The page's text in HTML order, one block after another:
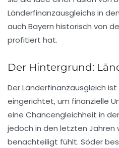
Länderfinanzausgleichs in
auch Bayern historisch von
profitiert hat.
Der Hintergrund:
DerLänderfinanzausgleich ist
eingerichtet, um finanzielle
eine Chancengleichheit in
jedoch in den letzten Jahren
benachteiligt fühlt. Söder